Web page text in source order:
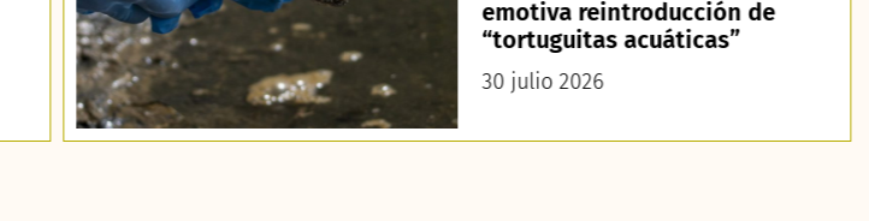
emotiva reintroducción de
“tortuguitas acuáticas”
30 julio 2026